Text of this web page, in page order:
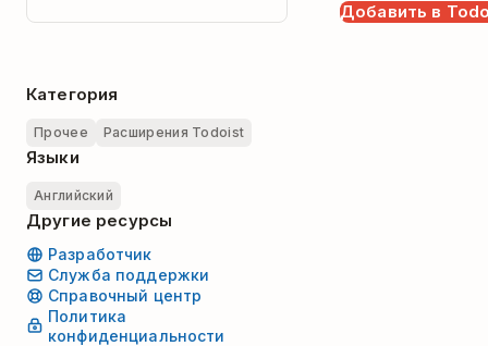
Добавить в
Категория
Прочее Расширения Todoist
Языки
Английский
Другие ресурсы
Разработчик
Служба поддержки
Справочный центр
Политика
конфиденциальности